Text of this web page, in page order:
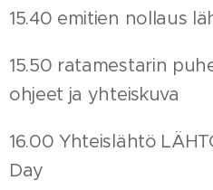
15.40 emitien nollaus
15.50 ratamestarin
ohjeet ja yhteiskuva
16.00 Yhteislähtö
Day